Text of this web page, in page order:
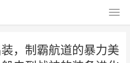
，制霸航道的暴力美